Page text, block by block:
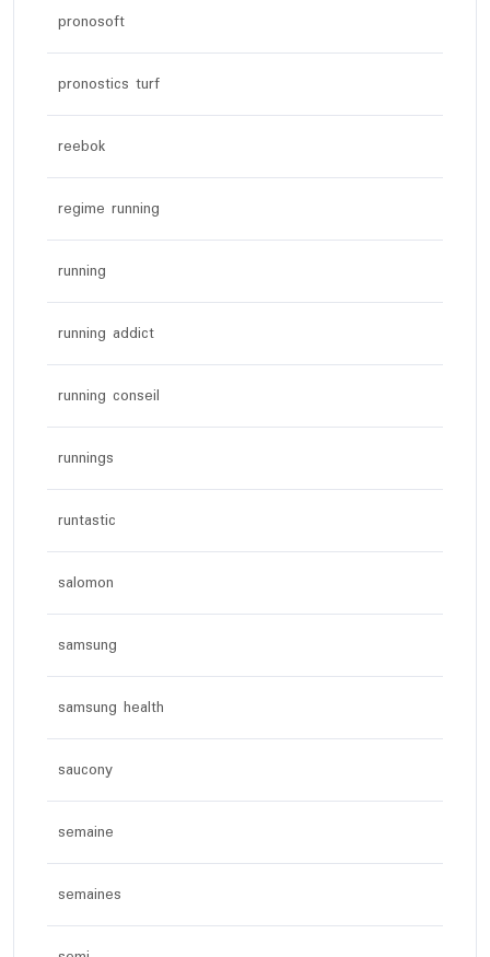
pronosoft
pronostics turf
reebok
regime running
running
running addict
running conseil
runnings
runtastic
salomon
samsung
samsung health
saucony
semaine
semaines